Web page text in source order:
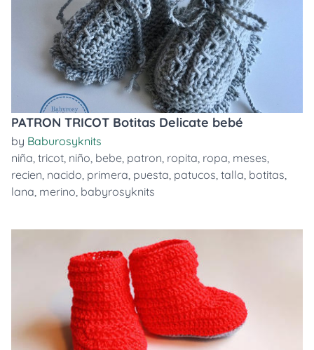
PATRON TRICOT Botitas Delicate bebé
by Baburosyknits
niña, tricot, niño, bebe, patron, ropita, ropa, meses,
recien, nacido, primera, puesta, patucos, talla, botitas,
lana, merino, babyrosyknits